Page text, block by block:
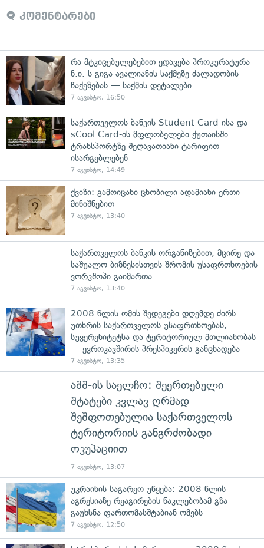
კომენტარები
რა მტკიცებულებებით ედავება პროკურატურა
ნ.ი.-ს გიგა ავალიანის საქმეზე ძალადობის
წაქეზებას — საქმის დეტალები
7 აგვისტო, 16:50
საქართველოს ბანკის Student Card-ისა და
sCool Card-ის მფლობელები ქუთაისში
ტრანსპორტზე შეღავათიანი ტარიფით
ისარგებლებენ
7 აგვისტო, 14:49
ქვიზი: გამოიცანი ცნობილი ადამიანი ერთი
მინიშნებით
7 აგვისტო, 13:40
საქართველოს ბანკის ორგანიზებით, მცირე და
საშუალო ბიზნესისთვის შრომის უსაფრთხოების
ვორკშოპი გაიმართა
7 აგვისტო, 13:40
2008 წლის ომის შედეგები დღემდე ძირს
უთხრის საქართველოს უსაფრთხოებას,
სუვერენიტეტსა და ტერიტორიულ მთლიანობას
— ევროკავშირის პრესპიკერის განცხადება
7 აგვისტო, 13:35
აშშ-ის საელჩო: შეერთებული
შტატები კვლავ ღრმად
შეშფოთებულია საქართველოს
ტერიტორიის განგრძობადი
ოკუპაციით
7 აგვისტო, 13:07
უკრაინის საგარეო უწყება: 2008 წლის
აგრესიაზე რეაგირების ნაკლებობამ გზა
გაუხსნა ფართომასშტაბიან ომებს
7 აგვისტო, 12:50